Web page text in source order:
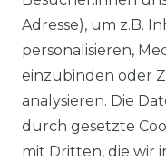
HILFE
KONTAKT
ANFAHRT
Adresse), um z.B.
personalisieren,
einzubinden oder
analysieren. Die
durch gesetzte
mit Dritten, die wir